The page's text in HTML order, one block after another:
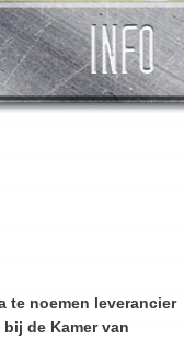
te noemen leverancier
de Kamer van